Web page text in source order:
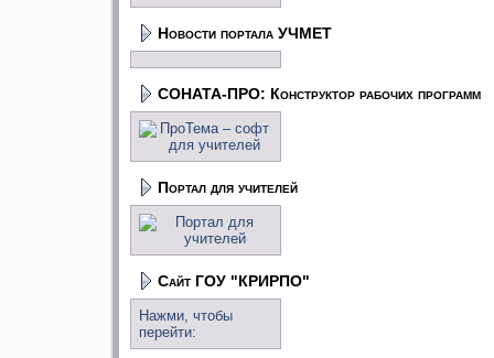
Новости портала УЧМЕТ
СОНАТА-ПРО: Конструктор рабочих программ
Портал для учителей
Сайт ГОУ "КРИРПО"
Нажми, чтобы
перейти: